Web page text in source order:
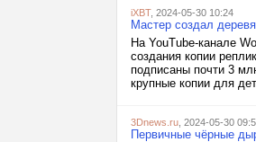
iXBT, 2024-05-30 10:24
Мастер создал
На YouTube-канале
создания копии
подписаны почти 3
крупные копии для
3Dnews.ru , 2024-05-30
Первичные чёрные